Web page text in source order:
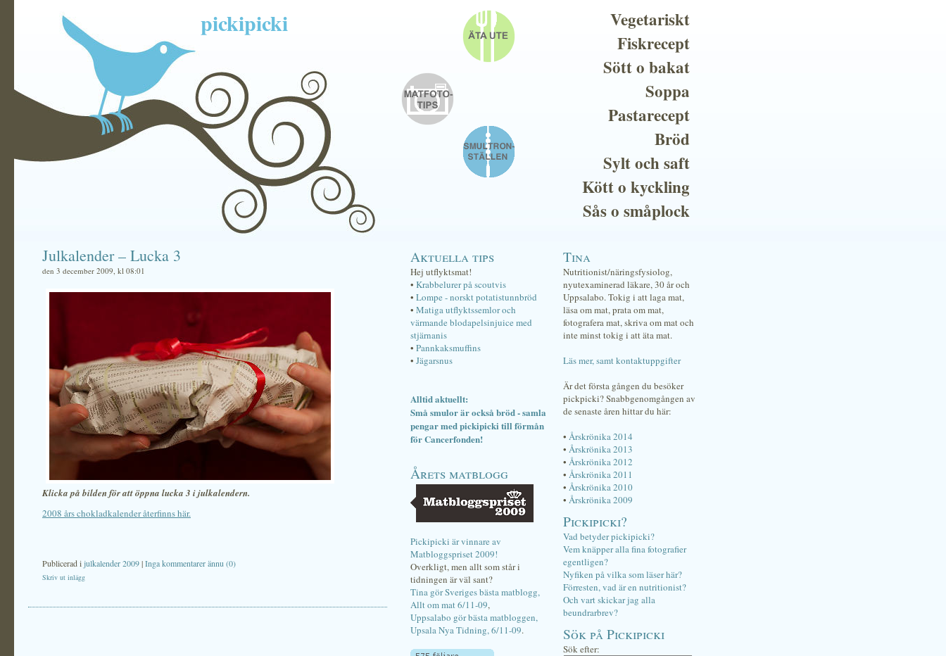
pickipicki
Vegetariskt
Fiskrecept
Sött o bakat
Soppa
Pastarecept
Bröd
Sylt och saft
Kött o kyckling
Sås o småplock
Julkalender – Lucka 3
den 3 december 2009, kl 08:01
Klicka på bilden för att öppna lucka 3 i julkalendern.
2008 års chokladkalender återfinns här.
Publicerad ijulkalender 2009|Inga kommentarer ännu (0)
Skriv ut inlägg
Aktuella tips
Hej utflyktsmat!
• Krabbelurer på scoutvis
• Lompe - norskt potatistunnbröd
• Matiga utflyktssemlor och
värmande blodapelsinjuice med
stjärnanis
• Pannkaksmuffins
• Jägarsnus
Alltid aktuellt:
Små smulor är också bröd - samla
pengar med pickipicki till förmån
för Cancerfonden!
Årets matblogg
Pickipicki är vinnare av
Matbloggspriset 2009!
Overkligt, men allt som står i
tidningen är väl sant?
Tina gör Sveriges bästa matblogg,
Allt om mat 6/11-09,
Uppsalabo gör bästa matbloggen,
Upsala Nya Tidning, 6/11-09.
Tina
Nutritionist/näringsfysiolog,
nyutexaminerad läkare, 30 år och
Uppsalabo. Tokig i att laga mat,
läsa om mat, prata om mat,
fotografera mat, skriva om mat och
inte minst tokig i att äta mat.
Läs mer, samt kontaktuppgifter
Är det första gången du besöker
pickpicki? Snabbgenomgången av
de senaste åren hittar du här:
• Årskrönika 2014
• Årskrönika 2013
• Årskrönika 2012
• Årskrönika 2011
• Årskrönika 2010
• Årskrönika 2009
Pickipicki?
Vad betyder pickipicki?
Vem knäpper alla fina fotografier
egentligen?
Nyfiken på vilka som läser här?
Förresten, vad är en nutritionist?
Och vart skickar jag alla
beundrarbrev?
Sök på Pickipicki
Sök efter: